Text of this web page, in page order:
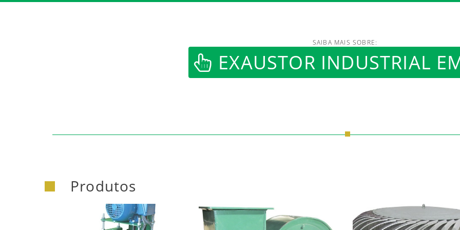
SAIBA MAIS SOBRE:
EXAUSTOR INDUSTRIAL
Produtos